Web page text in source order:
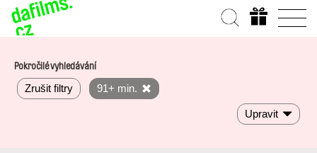
Pokročilé vyhledávání
Zrušit filtry 91+ min.
Upravit